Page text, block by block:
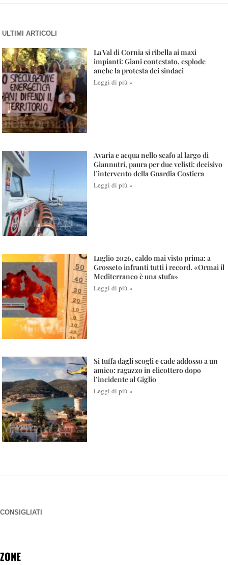
ULTIMI ARTICOLI
La Val di Cornia si ribella ai maxi
impianti: Giani contestato, esplode
anche la protesta dei sindaci
Leggi di più »
Avaria e acqua nello scafo al largo di
Giannutri, paura per due velisti: decisivo
l’intervento della Guardia Costiera
Leggi di più »
Luglio 2026, caldo mai visto prima: a
Grosseto infranti tutti i record. «Ormai il
Mediterraneo è una stufa»
Leggi di più »
Si tuffa dagli scogli e cade addosso a un
amico: ragazzo in elicottero dopo
l’incidente al Giglio
Leggi di più »
CONSIGLIATI
ZONE